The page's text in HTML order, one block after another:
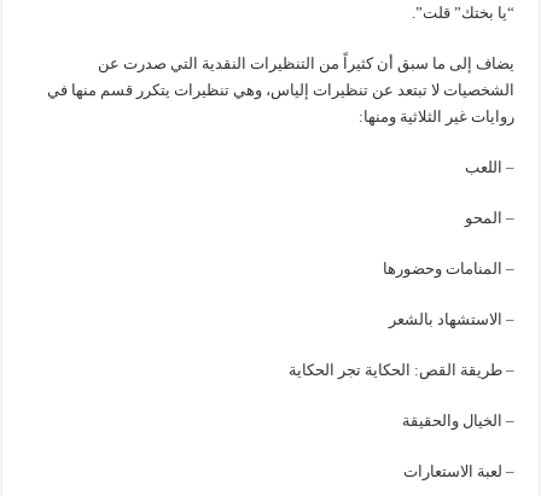
“يا بختك” قلت”.
يضاف إلى ما سبق أن كثيراً من التنظيرات النقدية التي صدرت عن
الشخصيات لا تبتعد عن تنظيرات إلياس، وهي تنظيرات يتكرر قسم منها في
روايات غير الثلاثية ومنها:
– اللعب
– المحو
– المنامات وحضورها
– الاستشهاد بالشعر
– طريقة القص: الحكاية تجر الحكاية
– الخيال والحقيقة
– لعبة الاستعارات